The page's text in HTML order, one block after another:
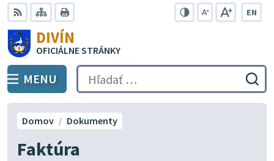
Preskočiť
na
obsah
RSS Mapa
EN
DIVÍN
OFICIÁLNE STRÁNKY
PREPNÚŤ
MENU Hľadať:
Faktúra
Domov Dokumenty